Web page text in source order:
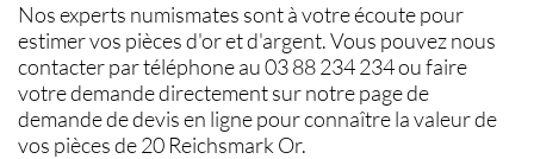
Nos experts numismates sont à votre écoute pour
estimer vos pièces d'or et d'argent. Vous pouvez nous
contacter par téléphone au 03 88 234 234 ou faire
votre demande directement sur notre page de
demande de devis en ligne pour connaître lavaleur de
vos pièces de 20 Reichsmark Or.